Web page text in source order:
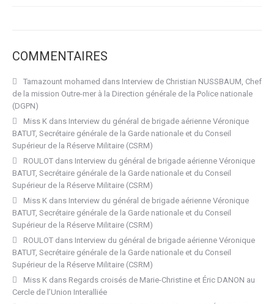
COMMENTAIRES
Tamazount mohamed dans Interview de Christian NUSSBAUM, Chef
de la mission Outre-mer à la Direction générale de la Police nationale
(DGPN)
Miss K dans Interview du général de brigade aérienne Véronique
BATUT, Secrétaire générale de la Garde nationale et du Conseil
Supérieur de la Réserve Militaire (CSRM)
ROULOT dans Interview du général de brigade aérienne Véronique
BATUT, Secrétaire générale de la Garde nationale et du Conseil
Supérieur de la Réserve Militaire (CSRM)
Miss K dans Interview du général de brigade aérienne Véronique
BATUT, Secrétaire générale de la Garde nationale et du Conseil
Supérieur de la Réserve Militaire (CSRM)
ROULOT dans Interview du général de brigade aérienne Véronique
BATUT, Secrétaire générale de la Garde nationale et du Conseil
Supérieur de la Réserve Militaire (CSRM)
Miss K dans Regards croisés de Marie-Christine et Éric DANON au
Cercle de l’Union Interalliée